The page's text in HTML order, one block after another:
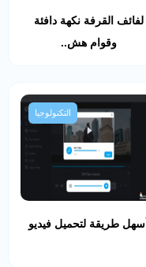
لفائف القرفة نكهة دافئة
وقوام هش..
التكنولوجيا
أسهل طريقة لتحميل فيديو